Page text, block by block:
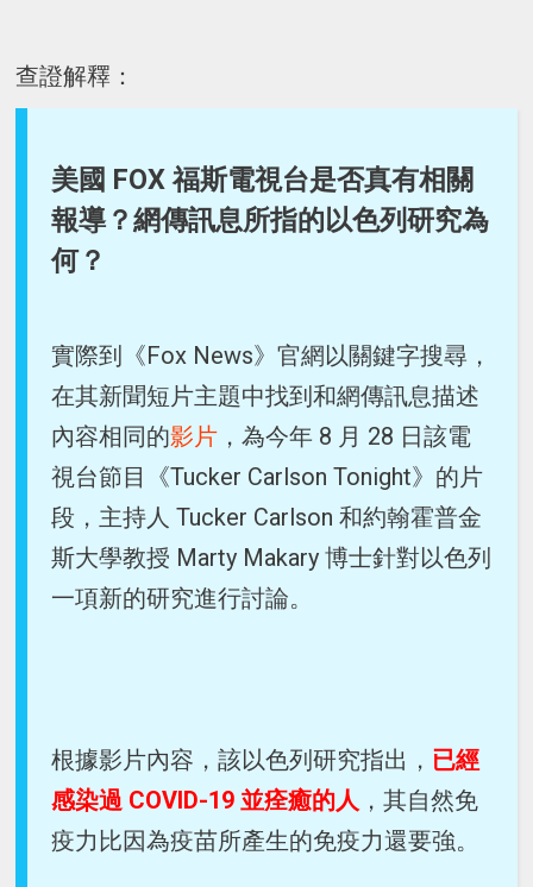
查證解釋：
美國 FOX 福斯電視台是否真有相關
報導？網傳訊息所指的以色列研究為
何？
實際到《Fox News》官網以關鍵字搜尋，
在其新聞短片主題中找到和網傳訊息描述
內容相同的影片 ，為今年 8 月 28 日該電
視台節目《Tucker Carlson Tonight》的片
段，主持人 Tucker Carlson 和約翰霍普金
斯大學教授 Marty Makary 博士針對以色列
一項新的研究進行討論。
根據影片內容，該以色列研究指出， 已經
感染過 COVID-19 並痊癒的人 ，其自然免
疫力比因為疫苗所產生的免疫力還要強。